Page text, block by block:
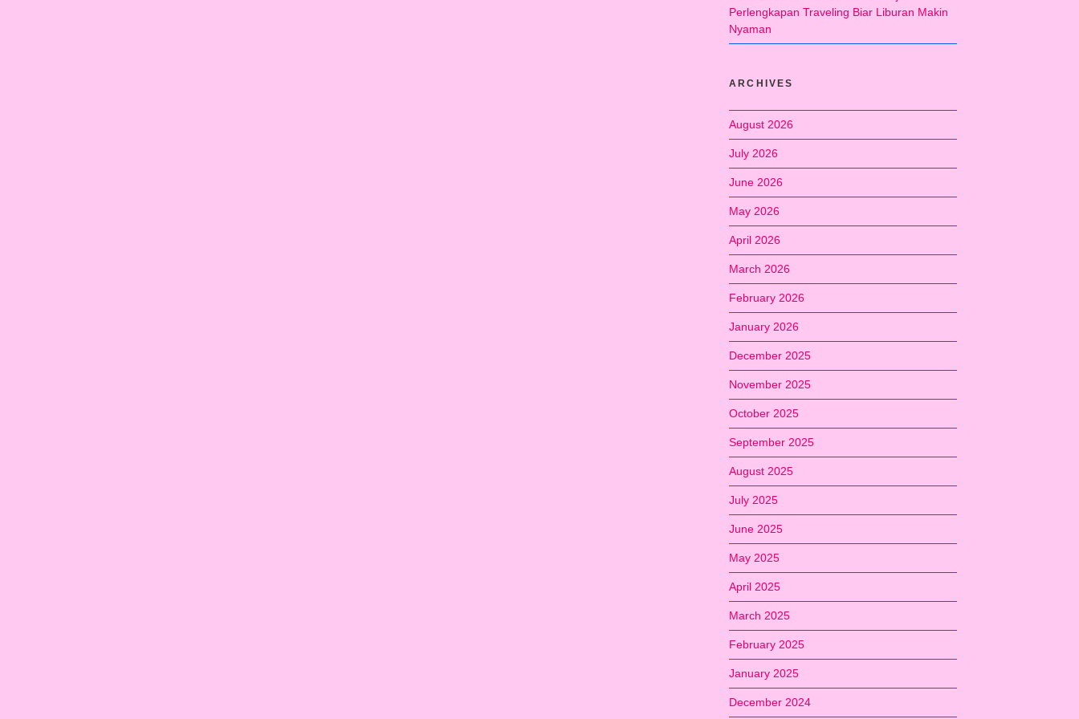
Perlengkapan Traveling Biar Liburan Makin
Nyaman
ARCHIVES
August 2026
July 2026
June 2026
May 2026
April 2026
March 2026
February 2026
January 2026
December 2025
November 2025
October 2025
September 2025
August 2025
July 2025
June 2025
May 2025
April 2025
March 2025
February 2025
January 2025
December 2024